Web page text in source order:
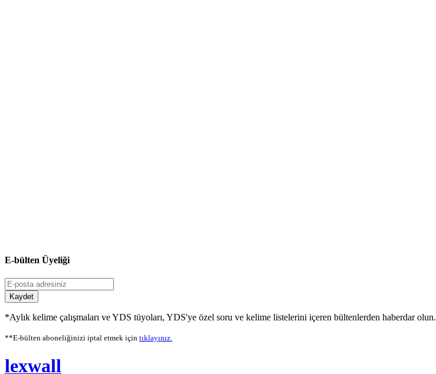
E-bülten Üyeliği
Kaydet
*Aylık kelime çalışmaları ve YDS tüyoları, YDS'ye özel soru ve kelime listelerini içeren bültenlerden haberdar olun.
**E-bülten aboneliğinizi iptal etmek için tıklayınız.
lexwall